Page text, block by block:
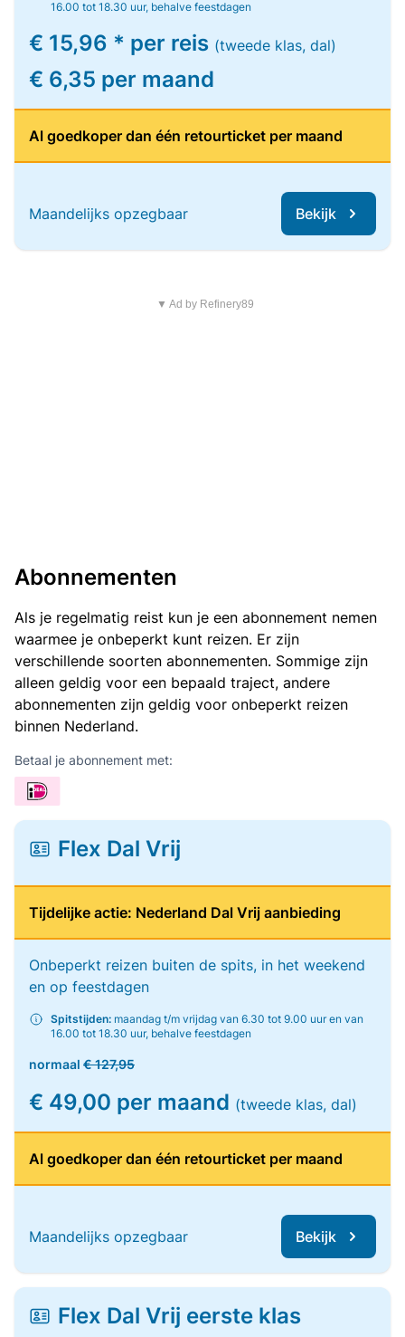
16.00 tot 18.30 uur, behalve feestdagen
€ 15,96 * per reis (tweede klas, dal)
€ 6,35 per maand
Al goedkoper dan één retourticket per maand
Maandelijks opzegbaar Bekijk
▼ Ad by Refinery89
Abonnementen
Als je regelmatig reist kun je een abonnement nemen
waarmee je onbeperkt kunt reizen. Er zijn
verschillende soorten abonnementen. Sommige zijn
alleen geldig voor een bepaald traject, andere
abonnementen zijn geldig voor onbeperkt reizen
binnen Nederland.
Betaal je abonnement met:
Flex Dal Vrij
Tijdelijke actie: Nederland Dal Vrij aanbieding
Onbeperkt reizen buiten de spits, in het weekend
en op feestdagen
Spitstijden: maandag t/m vrijdag van 6.30 tot 9.00 uur en van
16.00 tot 18.30 uur, behalve feestdagen
normaal € 127,95
€ 49,00 per maand (tweede klas, dal)
Al goedkoper dan één retourticket per maand
Maandelijks opzegbaar Bekijk
Flex Dal Vrij eerste klas